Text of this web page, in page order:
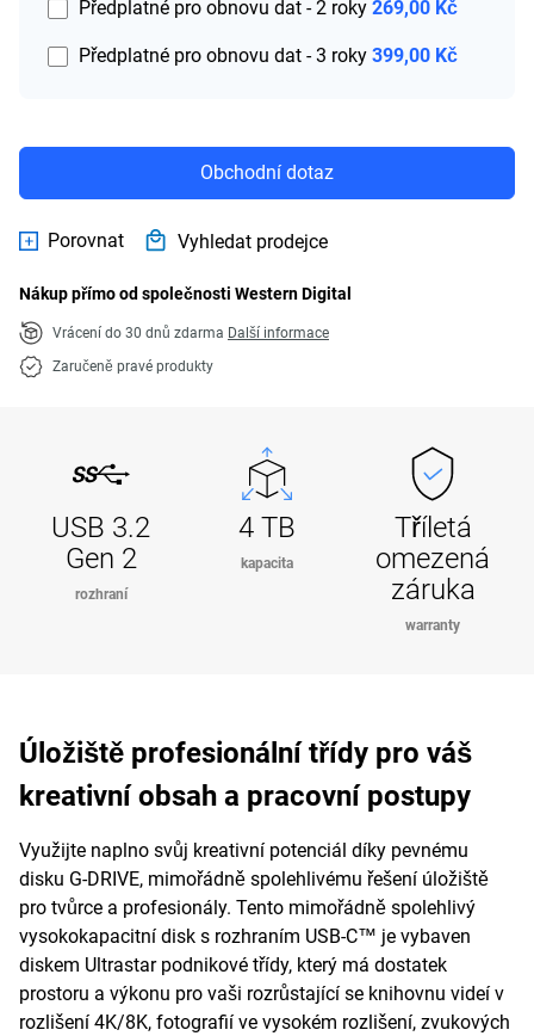
Předplatné pro obnovu dat - 2 roky 269,00 Kč
Předplatné pro obnovu dat - 3 roky 399,00 Kč
Obchodní dotaz
Porovnat Vyhledat prodejce
Nákup přímo od společnosti Western Digital
Vrácení do 30 dnů zdarma Další informace
Zaručeně pravé produkty
USB 3.2
Gen 2
rozhraní
4 TB
kapacita
Tříletá
omezená
záruka
warranty
Úložiště profesionální třídy pro váš
kreativní obsah a pracovní postupy
Využijte naplno svůj kreativní potenciál díky pevnému
disku G-DRIVE, mimořádně spolehlivému řešení úložiště
pro tvůrce a profesionály. Tento mimořádně spolehlivý
vysokokapacitní disk s rozhraním USB-C™ je vybaven
diskem Ultrastar podnikové třídy, který má dostatek
prostoru a výkonu pro vaši rozrůstající se knihovnu videí v
rozlišení 4K/8K, fotografií ve vysokém rozlišení, zvukových